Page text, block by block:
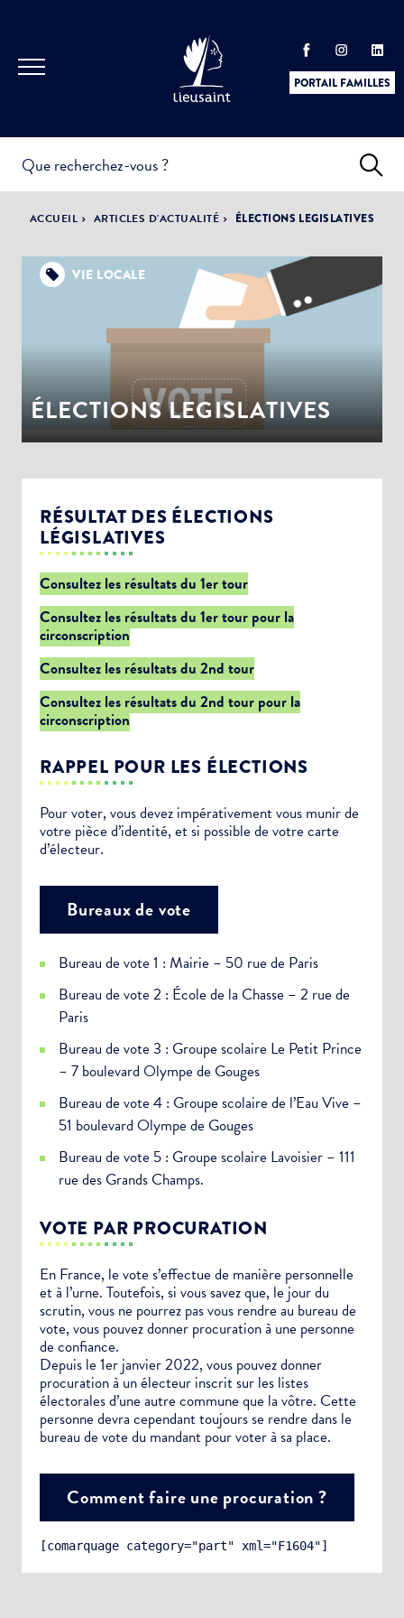
PORTAIL FAMILLES
PRATIQUES &
DÉMARCHES
ACTUALITÉS &
ÉVÈNEMENTS
LA VILLE
DÉMOCRATIE
PARTICIPATIVE
ACCUEIL ARTICLES D'ACTUALITÉ ÉLECTIONS LEGISLATIVES
VIE LOCALE
ÉLECTIONS LEGISLATIVES
RÉSULTAT DES ÉLECTIONS
LÉGISLATIVES
Consultez les résultats du 1er tour
Consultez les résultats du 1er tour pour la
circonscription
Consultez les résultats du 2nd tour
Consultez les résultats du 2nd tour pour la
circonscription
RAPPEL POUR LES ÉLECTIONS
Pour voter, vous devez impérativement vous munir de
votre pièce d’identité, et si possible de votre carte
d’électeur.
Bureaux de vote
Bureau de vote 1 : Mairie – 50 rue de Paris
Bureau de vote 2 : École de la Chasse – 2 rue de
Paris
Bureau de vote 3 : Groupe scolaire Le Petit Prince
– 7 boulevard Olympe de Gouges
Bureau de vote 4 : Groupe scolaire de l’Eau Vive –
51 boulevard Olympe de Gouges
Bureau de vote 5 : Groupe scolaire Lavoisier – 111
rue des Grands Champs.
VOTE PAR PROCURATION
En France, le vote s’effectue de manière personnelle
et à l’urne. Toutefois, si vous savez que, le jour du
scrutin, vous ne pourrez pas vous rendre au bureau de
vote, vous pouvez donner procuration à une personne
de confiance.
Depuis le 1er janvier 2022, vous pouvez donner
procuration à un électeur inscrit sur les listes
électorales d’une autre commune que la vôtre. Cette
personne devra cependant toujours se rendre dans le
bureau de vote du mandant pour voter à sa place.
Comment faire une procuration ?
[comarquage category="part" xml="F1604"]